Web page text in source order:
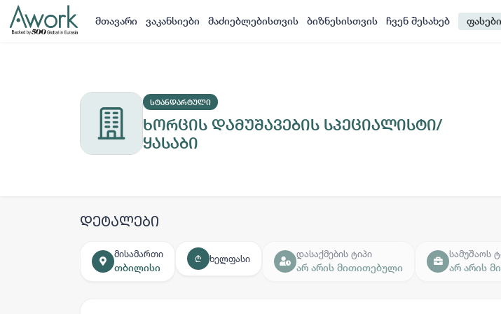
მთავარი ვაკანსიები მაძიებლებისთვის ბიზნესისთვის ჩვენ შესახებ ფასები
ᲡᲢᲐᲜᲓᲐᲠᲢᲣᲚᲘ
ხორცის დამუშავების სპეციალისტი/
ყასაბი
დეტალები
მისამართი
თბილისი
₾ ხელფასი
დასაქმების ტიპი
არ არის მითითებული
სამუშაოს
არ არის